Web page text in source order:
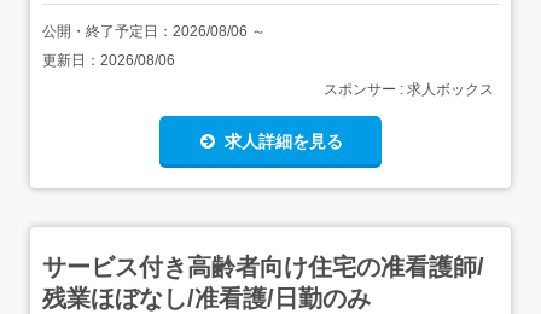
公開・終了予定日： 2026/08/06 ～
更新日： 2026/08/06
スポンサー : 求人ボックス
求人詳細を見る
サービス付き高齢者向け住宅の准看護師/
残業ほぼなし/准看護/日勤のみ